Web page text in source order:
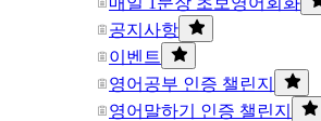
공지사항
이벤트
영어공부 인증 챌린지
영어말하기 인증 챌린지